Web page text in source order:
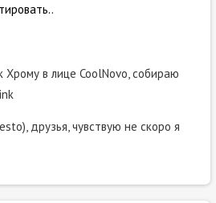
в лице CoolNovo, собираю
друзья, чувствую не скоро я